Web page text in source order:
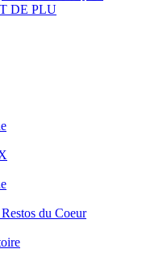
DE PLU
du Coeur